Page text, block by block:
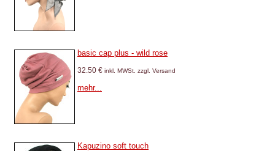
basic cap plus - wild rose
32.50 € inkl. MWSt. zzgl. Versand
mehr...
Kapuzino soft touch